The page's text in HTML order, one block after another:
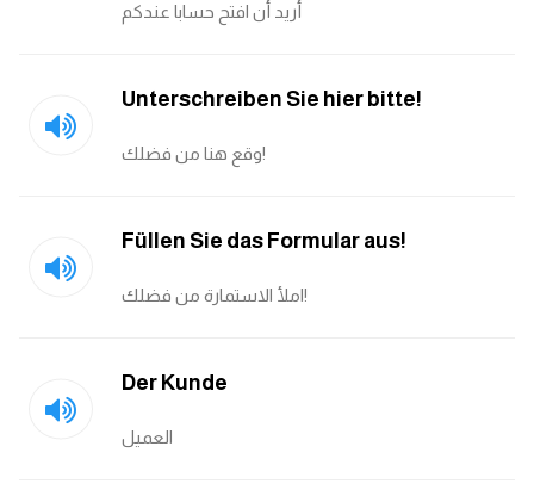
كلمات بحرف o
أريد أن افتح حسابا عندكم
Unterschreiben Sie hier bitte!
وقع هنا من فضلك!
Füllen Sie das Formular aus!
املأ الاستمارة من فضلك!
Der Kunde
العميل